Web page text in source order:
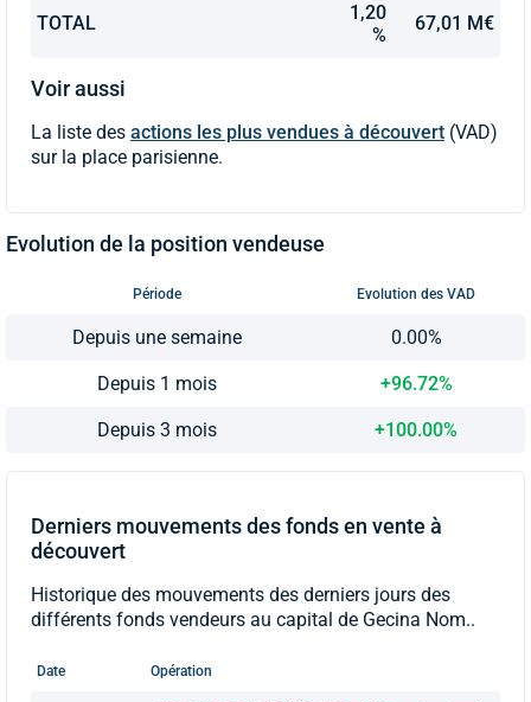
TOTAL
1,20
%
67,01 M€
Voir aussi
La liste des actions les plus vendues à découvert (VAD)
sur la place parisienne.
Evolution de la position vendeuse
Période Evolution des VAD
Depuis une semaine 0.00%
Depuis 1 mois +96.72%
Depuis 3 mois +100.00%
Derniers mouvements des fonds en vente à
découvert
Historique des mouvements des derniers jours des
différents fonds vendeurs au capital de Gecina Nom..
Date Opération